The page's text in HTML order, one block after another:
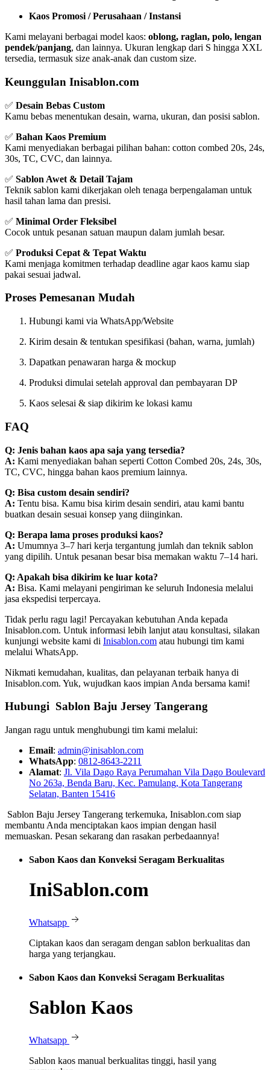
Kaos Promosi / Perusahaan / Instansi
Kami melayani berbagai model kaos: oblong, raglan, polo, lengan
pendek/panjang, dan lainnya. Ukuran lengkap dari S hingga XXL
tersedia, termasuk size anak-anak dan custom size.
Keunggulan Inisablon.com
✅ Desain Bebas Custom
Kamu bebas menentukan desain, warna, ukuran, dan posisi sablon.
✅ Bahan Kaos Premium
Kami menyediakan berbagai pilihan bahan: cotton combed 20s, 24s,
30s, TC, CVC, dan lainnya.
✅ Sablon Awet & Detail Tajam
Teknik sablon kami dikerjakan oleh tenaga berpengalaman untuk
hasil tahan lama dan presisi.
✅ Minimal Order Fleksibel
Cocok untuk pesanan satuan maupun dalam jumlah besar.
✅ Produksi Cepat & Tepat Waktu
Kami menjaga komitmen terhadap deadline agar kaos kamu siap
pakai sesuai jadwal.
Proses Pemesanan Mudah
Hubungi kami via WhatsApp/Website
Kirim desain & tentukan spesifikasi (bahan, warna, jumlah)
Dapatkan penawaran harga & mockup
Produksi dimulai setelah approval dan pembayaran DP
Kaos selesai & siap dikirim ke lokasi kamu
FAQ
Q: Jenis bahan kaos apa saja yang tersedia?
A: Kami menyediakan bahan seperti Cotton Combed 20s, 24s, 30s,
TC, CVC, hingga bahan kaos premium lainnya.
Q: Bisa custom desain sendiri?
A: Tentu bisa. Kamu bisa kirim desain sendiri, atau kami bantu
buatkan desain sesuai konsep yang diinginkan.
Q: Berapa lama proses produksi kaos?
A: Umumnya 3–7 hari kerja tergantung jumlah dan teknik sablon
yang dipilih. Untuk pesanan besar bisa memakan waktu 7–14 hari.
Q: Apakah bisa dikirim ke luar kota?
A: Bisa. Kami melayani pengiriman ke seluruh Indonesia melalui
jasa ekspedisi terpercaya.
Tidak perlu ragu lagi! Percayakan kebutuhan Anda kepada
Inisablon.com. Untuk informasi lebih lanjut atau konsultasi, silakan
kunjungi website kami di Inisablon.com atau hubungi tim kami
melalui WhatsApp.
Nikmati kemudahan, kualitas, dan pelayanan terbaik hanya di
Inisablon.com. Yuk, wujudkan kaos impian Anda bersama kami!
Hubungi Sablon Baju Jersey Tangerang
Jangan ragu untuk menghubungi tim kami melalui:
Email: admin@inisablon.com
WhatsApp: 0812-8643-2211
Alamat: Jl. Vila Dago Raya Perumahan Vila Dago Boulevard
No 263a, Benda Baru, Kec. Pamulang, Kota Tangerang
Selatan, Banten 15416
Sablon Baju Jersey Tangerang terkemuka, Inisablon.com siap
membantu Anda menciptakan kaos impian dengan hasil
memuaskan. Pesan sekarang dan rasakan perbedaannya!
Sabon Kaos dan Konveksi Seragam Berkualitas
IniSablon.com
Whatsapp
Ciptakan kaos dan seragam dengan sablon berkualitas dan
harga yang terjangkau.
Sabon Kaos dan Konveksi Seragam Berkualitas
Sablon Kaos
Whatsapp
Sablon kaos manual berkualitas tinggi, hasil yang